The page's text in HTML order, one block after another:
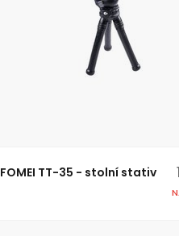
FOMEI TT-35 - stolní stativ